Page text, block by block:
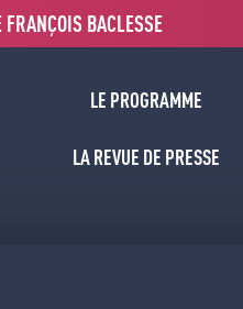
FRANÇOIS BACLESSE
LE PROGRAMME
LA REVUE DE PRESSE